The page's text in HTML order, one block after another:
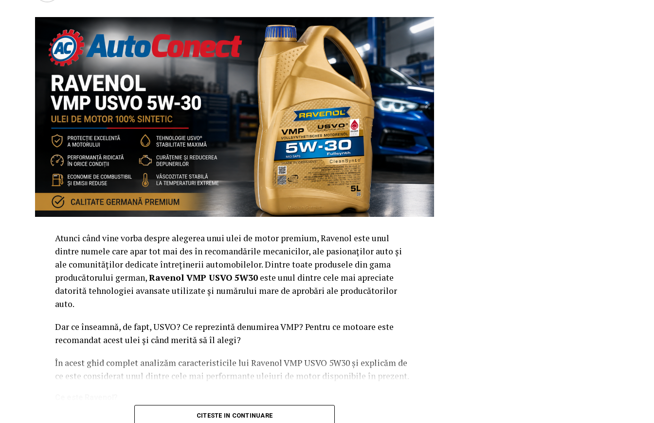
Atunci când vine vorba despre alegerea unui ulei de motor premium, Ravenol este unul
dintre numele care apar tot mai des în recomandările mecanicilor, ale pasionaților auto și
ale comunităților dedicate întreținerii automobilelor. Dintre toate produsele din gama
producătorului german,Ravenol VMP USVO 5W30 este unul dintre cele mai apreciate
datorită tehnologiei avansate utilizate și numărului mare de aprobări ale producătorilor
auto.
Dar ce înseamnă, de fapt, USVO? Ce reprezintă denumirea VMP? Pentru ce motoare este
recomandat acest ulei și când merită să îl alegi?
În acest ghid complet analizăm caracteristicile lui Ravenol VMP USVO 5W30 și explicăm de
ce este considerat unul dintre cele mai performante uleiuri de motor disponibile în prezent.
Ravenol este un producător german de lubrifianți fondat în anul 1946 și recunoscut la nivel
CITESTE IN CONTINUARE